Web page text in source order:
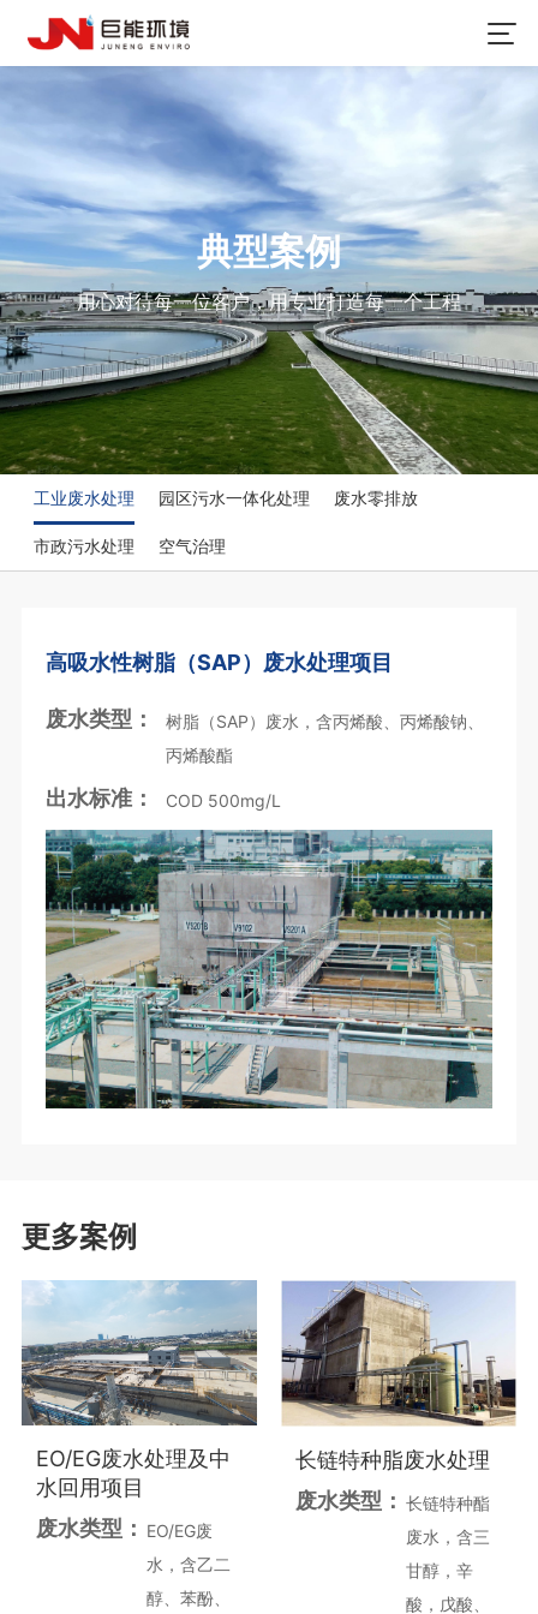
典型案例
用心对待每一位客户，用专业打造每一个工程
工业废水处理 园区污水一体化处理 废水零排放
市政污水处理 空气治理
高吸水性树脂（SAP）废水处理项目
废水类型：
树脂（SAP）废水，含丙烯酸、丙烯酸钠、
丙烯酸酯
出水标准： COD 500mg/L
更多案例
EO/EG废水处理及中
水回用项目
废水类型： EO/EG废
水，含乙二
醇、苯酚、
长链特种脂废水处理
废水类型： 长链特种酯
废水，含三
甘醇，辛
酸，戊酸、